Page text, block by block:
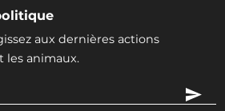
aux dernières actions
les animaux.